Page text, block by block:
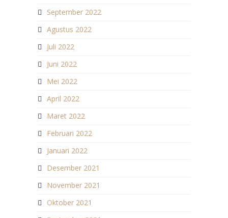
September 2022
Agustus 2022
Juli 2022
Juni 2022
Mei 2022
April 2022
Maret 2022
Februari 2022
Januari 2022
Desember 2021
November 2021
Oktober 2021